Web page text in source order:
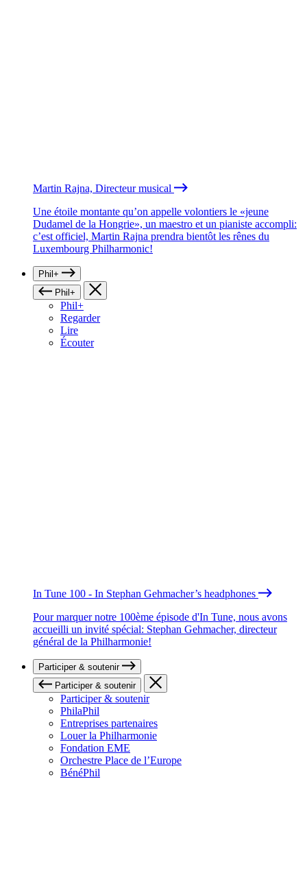
Martin Rajna, Directeur musical
Une étoile montante qu’on appelle volontiers le «jeune
Dudamel de la Hongrie», un maestro et un pianiste accompli:
c’est officiel, Martin Rajna prendra bientôt les rênes du
Luxembourg Philharmonic!
Phil+
Phil+
Phil+
Regarder
Lire
Écouter
In Tune 100 - In Stephan Gehmacher’s headphones
Pour marquer notre 100ème épisode d'In Tune, nous avons
accueilli un invité spécial: Stephan Gehmacher, directeur
général de la Philharmonie!
Participer & soutenir
Participer & soutenir
Participer & soutenir
PhilaPhil
Entreprises partenaires
Louer la Philharmonie
Fondation EME
Orchestre Place de l’Europe
BénéPhil